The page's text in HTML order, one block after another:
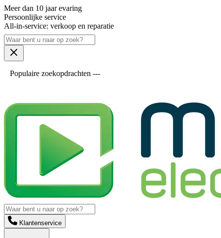
Meer dan 10 jaar evaring
Persoonlijke service
All-in-service: verkoop en reparatie
Populaire zoekopdrachten ---
Klantenservice